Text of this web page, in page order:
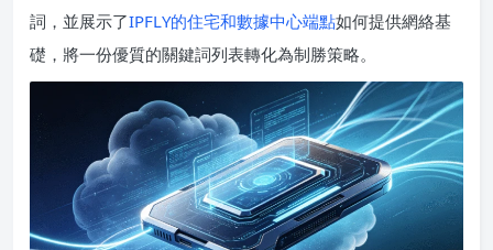
詞，並展示了IPFLY的住宅和數據中心端點如何提供網絡基
礎，將一份優質的關鍵詞列表轉化為制勝策略。